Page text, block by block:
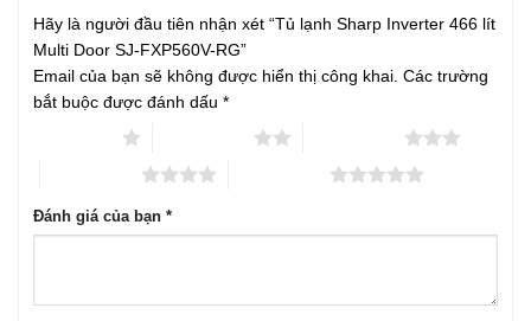
Hãy là người đầu tiên nhận xét “Tủ lạnh Sharp Inverter 466 lít
Multi Door SJ-FXP560V-RG”
Email của bạn sẽ không được hiển thị công khai. Các trường
bắt buộc được đánh dấu *
Đánh giá của bạn *